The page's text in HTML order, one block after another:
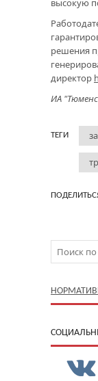
высокую
решения
директор
ИА
ТЕГИ